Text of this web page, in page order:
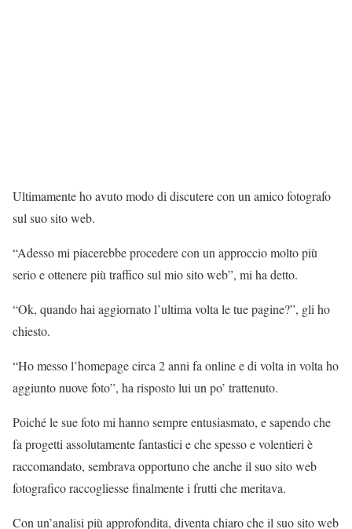
Ultimamente ho avuto modo di discutere con un amico fotografo
sul suo sito web.
“Adesso mi piacerebbe procedere con un approccio molto più
serio e ottenere più traffico sul mio sito web”, mi ha detto.
“Ok, quando hai aggiornato l’ultima volta le tue pagine?”, gli ho
chiesto.
“Ho messo l’homepage circa 2 anni fa online e di volta in volta ho
aggiunto nuove foto”, ha risposto lui un po’ trattenuto.
Poiché le sue foto mi hanno sempre entusiasmato, e sapendo che
fa progetti assolutamente fantastici e che spesso e volentieri è
raccomandato, sembrava opportuno che anche il suo sito web
fotografico raccogliesse finalmente i frutti che meritava.
Con un’analisi più approfondita, diventa chiaro che il suo sito web